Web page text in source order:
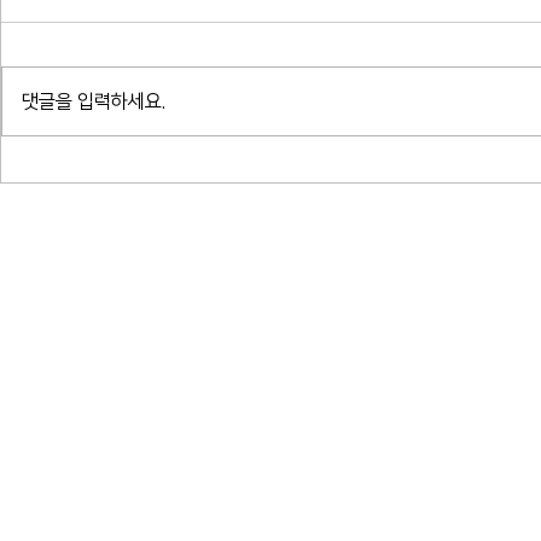
댓글을 입력하세요.